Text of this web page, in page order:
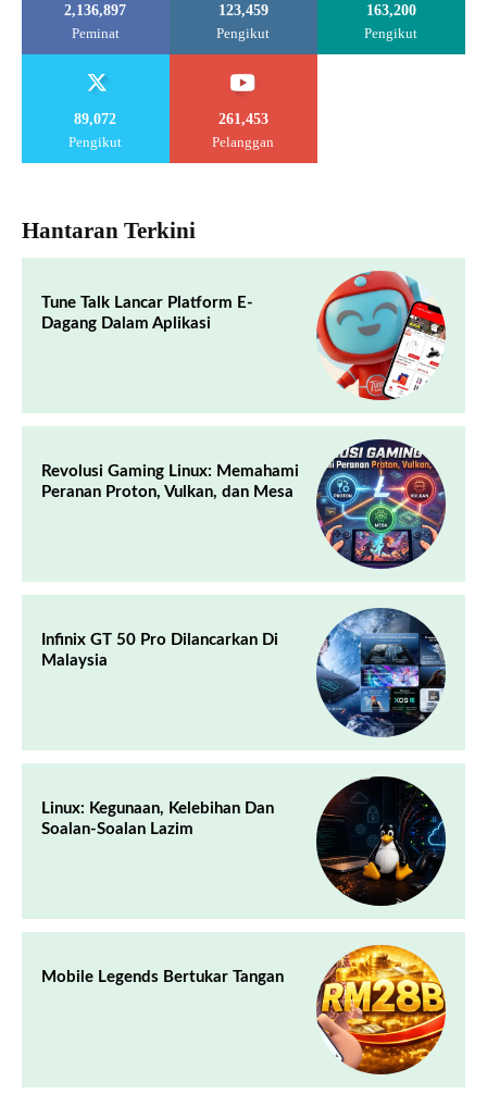
2,136,897
Peminat
123,459
Pengikut
163,200
Pengikut
89,072
Pengikut
261,453
Pelanggan
Hantaran Terkini
Tune Talk Lancar Platform E-
Dagang Dalam Aplikasi
Revolusi Gaming Linux: Memahami
Peranan Proton, Vulkan, dan Mesa
Infinix GT 50 Pro Dilancarkan Di
Malaysia
Linux: Kegunaan, Kelebihan Dan
Soalan-Soalan Lazim
Mobile Legends Bertukar Tangan